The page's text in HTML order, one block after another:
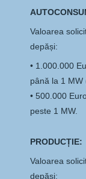
Valoarea
depăși:
• 1.000.000
până la 1 MW
• 500.000
peste 1 MW.
PRODUCȚIE:
Valoarea
depăși: